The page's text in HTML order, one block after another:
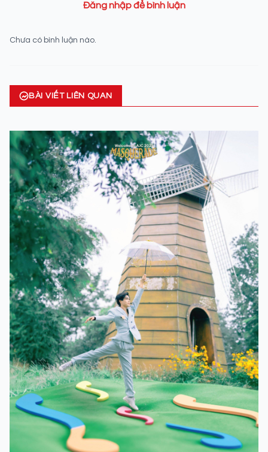
Đăng nhập để bình luận
Chưa có bình luận nào.
BÀI VIẾT LIÊN QUAN